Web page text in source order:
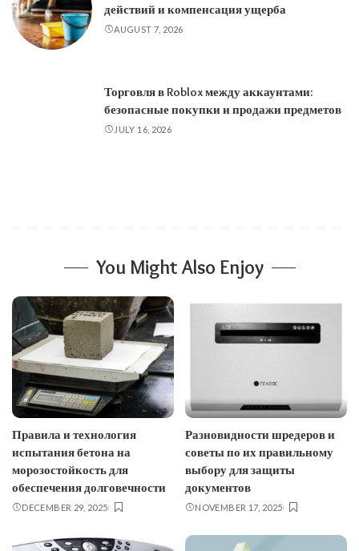
действий и компенсация ущерба
AUGUST 7, 2026
Торговля в Roblox между аккаунтами:
безопасные покупки и продажи предметов
JULY 16, 2026
You Might Also Enjoy
Правила и технология
испытания бетона на
морозостойкость для
обеспечения долговечности
DECEMBER 29, 2025
Разновидности шредеров и
советы по их правильному
выбору для защиты
документов
NOVEMBER 17, 2025